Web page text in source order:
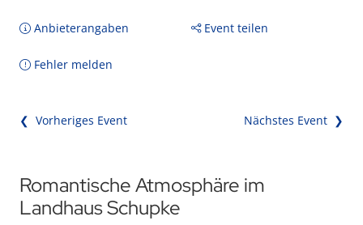
Anbieterangaben Event teilen
Fehler melden
❮ Vorheriges Event Nächstes Event ❯
Romantische Atmosphäre im
Landhaus Schupke